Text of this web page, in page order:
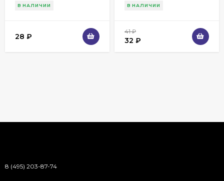
(30г) BioAqua арт.
В НАЛИЧИИ
28 ₽
(золотая)
В НАЛИЧИИ
41₽
32 ₽
8 (495) 203-87-74